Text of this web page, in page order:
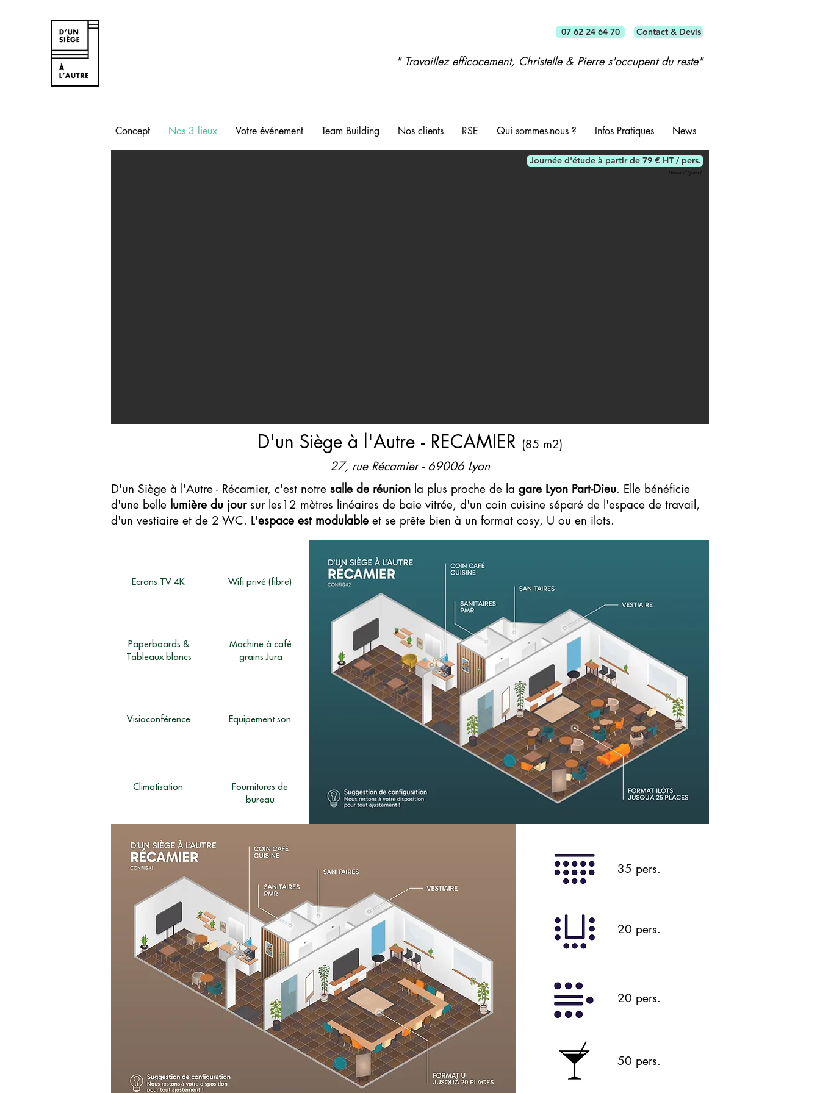
07 62 24 64 70 Contact & Devis
" Travaillez efficacement, Christelle & Pierre s'occupent du reste"
Concept Nos 3 lieux Votre événement Team Building Nos clients RSE Qui sommes-nous ? Infos Pratiques News
Journée d'étude à partir de 79 € HT / pers.
( base 20 pers.)
D'un Siège à l'Autre - RECAMIER
(85 m2)
27, rue Récamier - 69006 Lyon
D'un Siège à l'Autre - Récamier, c'est notre salle de réunion la plus proche de la gare Lyon Part-Dieu. Elle bénéficie
d'une belle lumière du joursur les12 mètres linéaires de baie vitrée, d'un coin cuisine séparé de l'espace de travail,
d'un vestiaire et de 2 WC. L'espace est modulable et se prête bien à un format cosy, U ou en ilots.
Ecrans TV 4K
Paperboards &
Tableaux blancs
Wifi privé (fibre)
Visioconférence Equipement son
Machine à café
grains Jura
Fournitures de
bureau
Climatisation
35 pers.
20 pers.
20 pers.
50 pers.